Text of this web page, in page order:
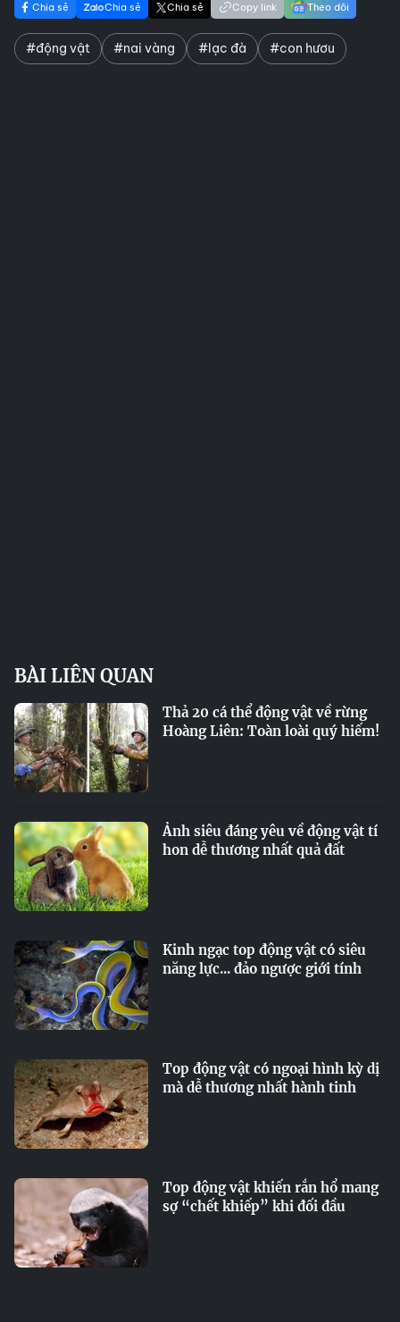
Chia sẻ Chia sẻ Chia sẻ Copy link Theo dõi
#động vật #nai vàng #lạc đà #con hươu
BÀI LIÊN QUAN
Thả 20 cá thể động vật về rừng
Hoàng Liên: Toàn loài quý hiếm!
Ảnh siêu đáng yêu về động vật tí
hon dễ thương nhất quả đất
Kinh ngạc top động vật có siêu
năng lực... đảo ngược giới tính
Top động vật có ngoại hình kỳ dị
mà dễ thương nhất hành tinh
Top động vật khiến rắn hổ mang
sợ “chết khiếp” khi đối đầu